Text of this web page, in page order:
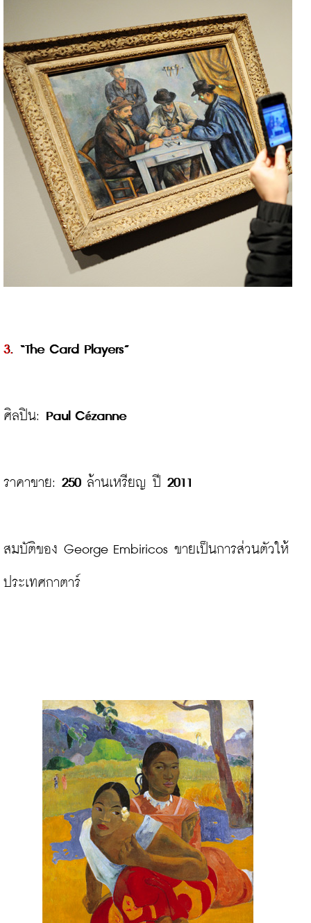
3. “The Card Players”
ศิลปิน: Paul Cézanne
ราคาขาย: 250 ล้านเหรียญ ปี 2011
สมบัติของ George Embiricos ขายเป็นการส่วนตัวให้
ประเทศกาตาร์